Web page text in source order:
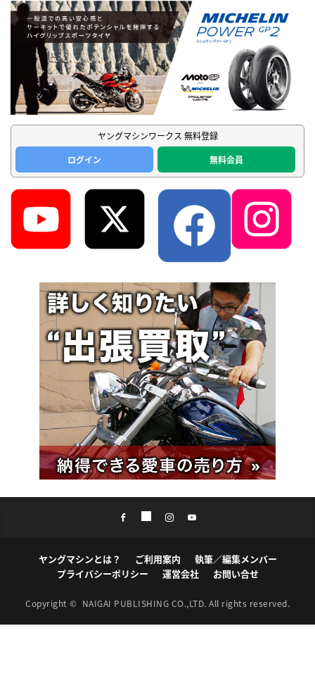
ヤングマシンワークス 無料登録
ログイン
無料会員
ヤングマシンとは？ ご利用案内
執筆／編集メンバー
プライバシーポリシー
運営会社 お問い合せ
Copyright © NAIGAI PUBLISHING CO.,LTD. All rights reserved.